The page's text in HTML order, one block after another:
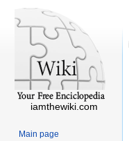
iamthewiki.com
Main page